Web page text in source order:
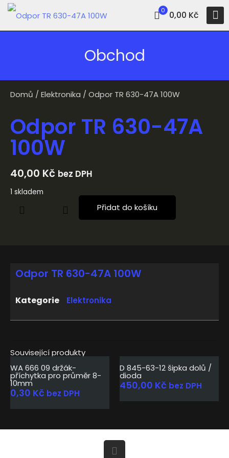
0 0,00 Kč
Obchod
Domů / Elektronika / Odpor TR 630-47A 100W
Odpor TR 630-47A
100W
40,00 Kč bez DPH
1 skladem
Přidat do košíku
Související produkty
WA 666 09 držák-
příchytka pro průměr 8-
10mm
0,30 Kč bez DPH
D 845-63-12 šipka dolů /
dioda
450,00 Kč bez DPH
Odpor TR 630-47A 100W
Kategorie Elektronika